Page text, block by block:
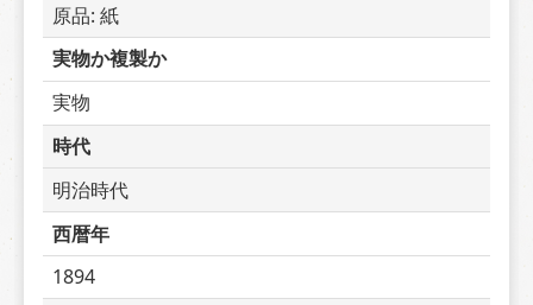
原品: 紙
実物か複製か
実物
時代
明治時代
西暦年
1894